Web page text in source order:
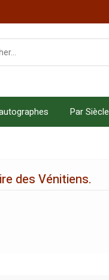
Par Siècle
des Vénitiens.